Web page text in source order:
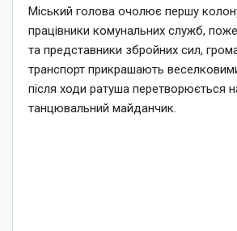
Міський голова очолює першу
працівники комунальних служб,
та представники збройних сил,
транспорт прикрашають
після ходи ратуша перетворюється
танцювальний майданчик.